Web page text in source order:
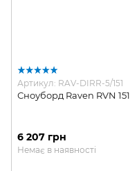
Артикул: RAV-DIRR-5/151
Сноуборд Raven RVN 151
6 207 грн
Немає в наявності